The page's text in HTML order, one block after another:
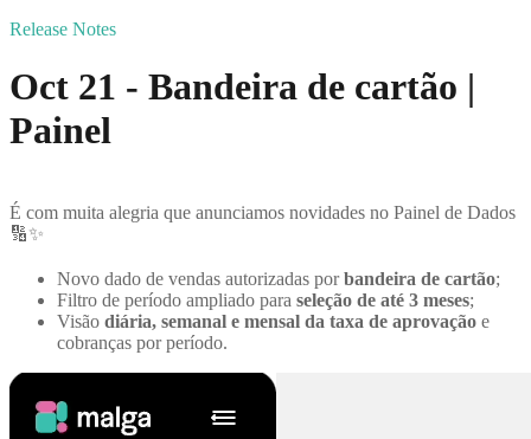
Release Notes
Oct 21 - Bandeira de cartão |
Painel
É com muita alegria que anunciamos novidades no Painel de Dados
🔢✨
Novo dado de vendas autorizadas porbandeira de cartão;
Filtro de período ampliado para seleção de até 3 meses;
Visão diária, semanal e mensal da taxa de aprovação e
cobranças por período.